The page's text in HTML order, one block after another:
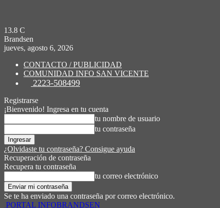
13.8 C
Brandsen
jueves, agosto 6, 2026
CONTACTO / PUBLICIDAD
COMUNIDAD INFO SAN VICENTE
2223-508499
Registrarse
¡Bienvenido! Ingresa en tu cuenta
tu nombre de usuario
tu contraseña
¿Olvidaste tu contraseña? Consigue ayuda
Recuperación de contraseña
Recupera tu contraseña
tu correo electrónico
Se te ha enviado una contraseña por correo electrónico.
PORTAL INFOBRANDSEN